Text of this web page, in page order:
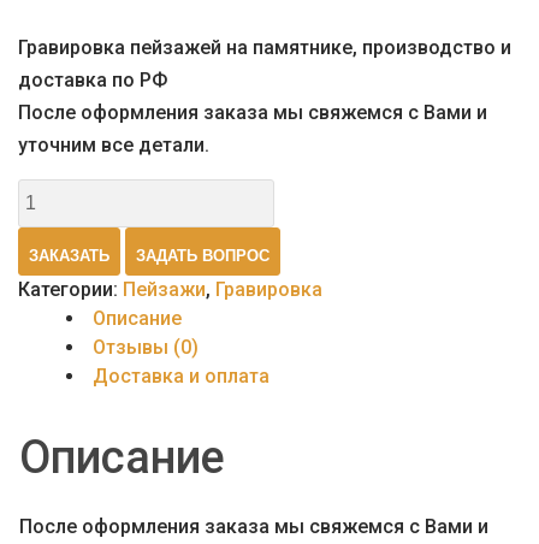
Гравировка пейзажей на памятнике, производство и
доставка по РФ
После оформления заказа мы свяжемся с Вами и
уточним все детали.
Количество
товара
Пейзаж
9
ЗАКАЗАТЬ ЗАДАТЬ ВОПРОС
Категории: Пейзажи, Гравировка
Описание
Отзывы (0)
Доставка и оплата
Описание
После оформления заказа мы свяжемся с Вами и